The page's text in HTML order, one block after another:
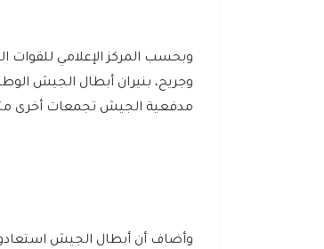
وبحسب المركز الإعلامي
وجريح، بنيران أبطال الجيش
مدفعية الجيش تجمعات أخرى
وأضاف أن أبطال الجيش